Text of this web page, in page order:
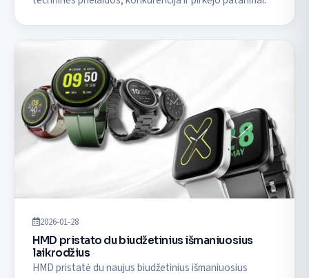
2026-01-28
HMD pristato du biudžetinius išmaniuosius
laikrodžius
HMD pristatė du naujus biudžetinius išmaniuosius